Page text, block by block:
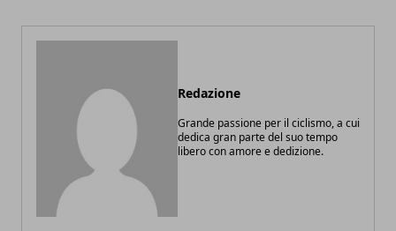
Redazione
Grande passione per il ciclismo, a cui
dedica gran parte del suo tempo
libero con amore e dedizione.